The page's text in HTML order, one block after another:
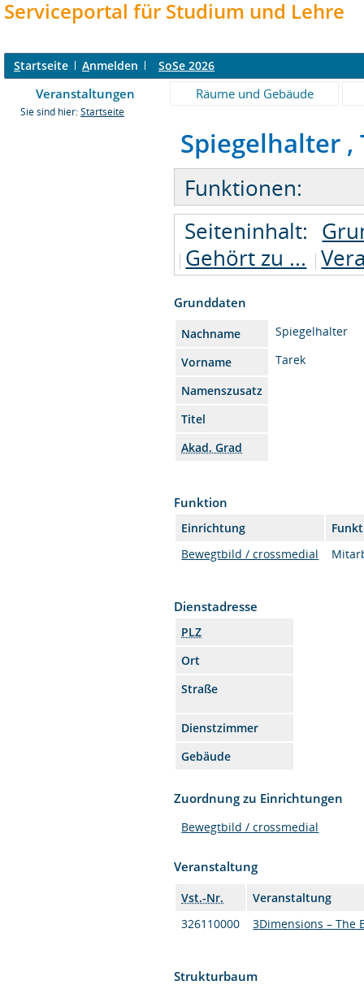
Serviceportal für Studium und Lehre
Startseite Anmelden SoSe 2026
Veranstaltungen Räume und Gebäude
Sie sind hier: Startseite
Spiegelhalter ,
Funktionen:
Seiteninhalt:
Gehört zu ...
Grunddaten
Nachname
Spiegelhalter
Vorname
Tarek
Namenszusatz
Titel
Akad. Grad
Funktion
Einrichtung
Bewegtbild / crossmedial
Dienstadresse
PLZ
Ort
Straße
Dienstzimmer
Gebäude
Zuordnung zu Einrichtungen
Bewegtbild / crossmedial
Veranstaltung
Vst.-Nr.
Veranstaltung
326110000
3Dimensions – The
Strukturbaum